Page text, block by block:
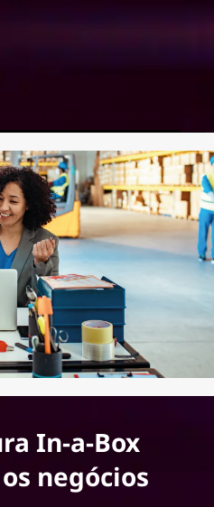
para os negócios
In-a-Box
negócios